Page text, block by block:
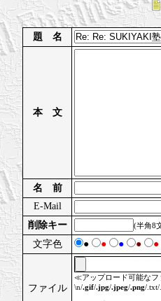
題 名
本 文
名 前
E-Mail
削除キー
(半角8
文字色 ● ● ● ● ●
ファイル
≪アップロード可能な
\n/.gif/.jpg/.jpeg/.png/.txt/